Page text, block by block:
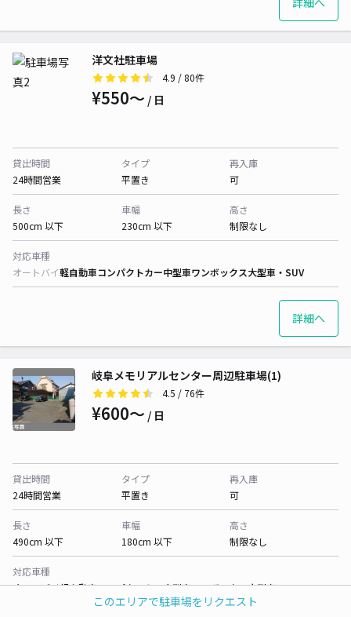
このエリアで駐車場をリクエスト
洋文社駐車場
4.9 / 80件
¥550〜 / 日
貸出時間
24時間営業
タイプ
平置き
再入庫
可
長さ
500cm 以下
車幅
230cm 以下
高さ
制限なし
対応車種
オートバイ軽自動車コンパクトカー中型車ワンボックス大型車・SUV
詳細へ
岐阜メモリアルセンター周辺駐車場(1)
4.5 / 76件
¥600〜 / 日
貸出時間
24時間営業
タイプ
平置き
再入庫
可
長さ
490cm 以下
車幅
180cm 以下
高さ
制限なし
対応車種
オートバイ軽自動車コンパクトカー中型車ワンボックス大型車・SUV